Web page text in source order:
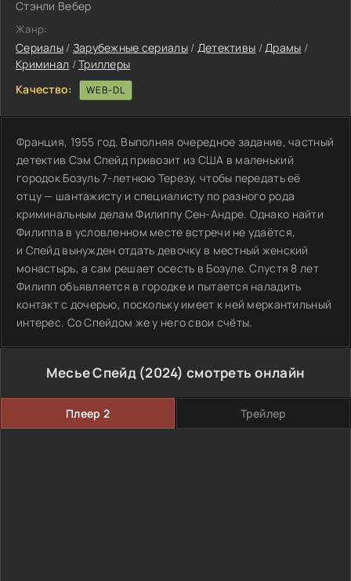
Стэнли Вебер
Жанр:
Сериалы/ Зарубежные сериалы/ Детективы /Драмы /
Криминал /Триллеры
Качество:
WEB-DL
Франция, 1955 год. Выполняя очередное задание, частный
детектив Сэм Спейд привозит из США в маленький
городок Бозуль 7-летнюю Терезу, чтобы передать её
отцу — шантажисту и специалисту по разного рода
криминальным делам Филиппу Сен-Андре. Однако найти
Филиппа в условленном месте встречи не удаётся,
и Спейд вынужден отдать девочку в местный женский
монастырь, а сам решает осесть в Бозуле. Спустя 8 лет
Филипп объявляется в городке и пытается наладить
контакт с дочерью, поскольку имеет к ней меркантильный
интерес. Со Спейдом же у него свои счёты.
Месье Спейд (2024) смотреть онлайн
Плеер 2 Трейлер